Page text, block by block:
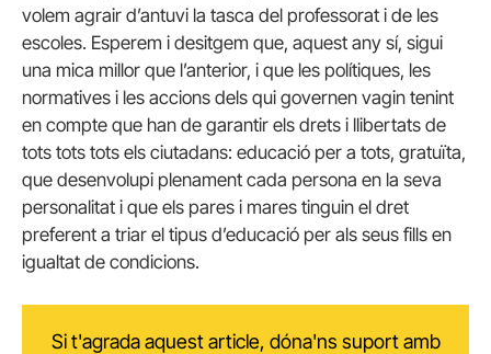
volem agrair d’antuvi la tasca del professorat i de les
escoles. Esperem i desitgem que, aquest any sí, sigui
una mica millor que l’anterior, i que les polítiques, les
normatives i les accions dels qui governen vagin tenint
en compte que han de garantir els drets i llibertats de
tots tots tots els ciutadans: educació per a tots, gratuïta,
que desenvolupi plenament cada persona en la seva
personalitat i que els pares i mares tinguin el dret
preferent a triar el tipus d’educació per als seus fills en
igualtat de condicions.
Si t'agrada aquest article, dóna'ns suport amb